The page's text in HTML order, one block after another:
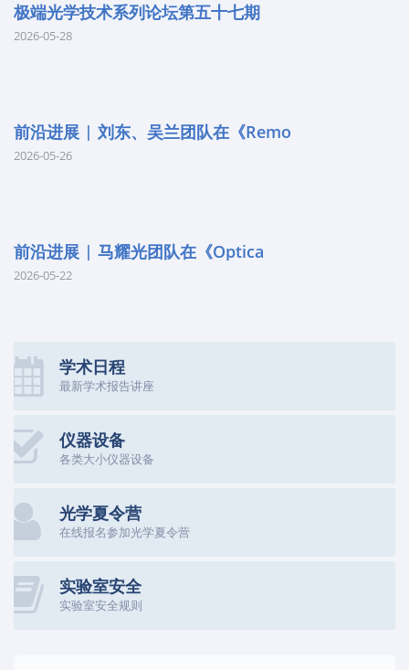
极端光学技术系列论坛第五十七期
2026-05-28
前沿进展 | 刘东、吴兰团队在《Remo
2026-05-26
前沿进展 | 马耀光团队在《Optica
2026-05-22
学术日程
最新学术报告讲座
仪器设备
各类大小仪器设备
光学夏令营
在线报名参加光学夏令营
实验室安全
实验室安全规则